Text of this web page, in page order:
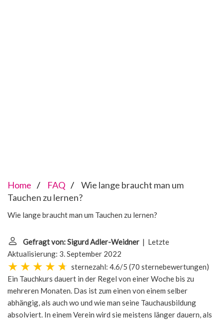
Home FAQ
Wie lange braucht man um
Tauchen zu lernen?
Wie lange braucht man um Tauchen zu lernen?
Gefragt von: Sigurd Adler-Weidner | Letzte
Aktualisierung: 3. September 2022
sternezahl: 4.6/5 (70 sternebewertungen)
Ein Tauchkurs dauert in der Regel von einer Woche bis zu
mehreren Monaten. Das ist zum einen von einem selber
abhängig, als auch wo und wie man seine Tauchausbildung
absolviert. In einem Verein wird sie meistens länger dauern, als